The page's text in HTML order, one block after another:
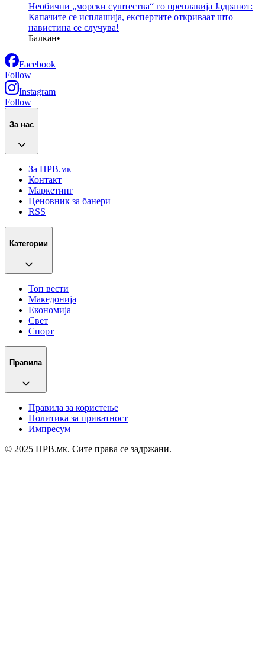
Необични „морски суштества“ го преплавија Јадранот:
Капачите се исплашија, експертите откриваат што
навистина се случува!
Балкан•
Facebook
Follow
Instagram
Follow
За нас
За ПРВ.мк
Контакт
Маркетинг
Ценовник за банери
RSS
Категории
Топ вести
Македонија
Економија
Свет
Спорт
Правила
Правила за користење
Политика за приватност
Импресум
© 2025 ПРВ.мк. Сите права се задржани.